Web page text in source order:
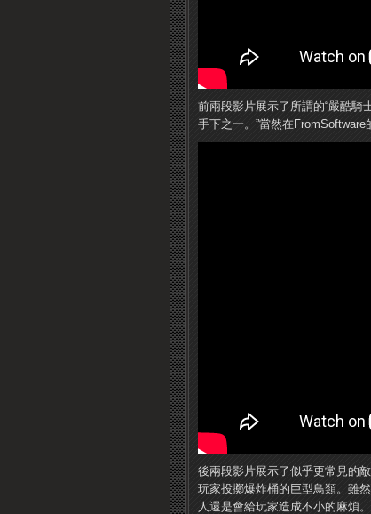
前兩段影片展示了所謂的“嚴酷騎
手下之一。”當然在FromSoftware
後兩段影片展示了似乎更常見的
玩家投擲爆炸桶的巨型鳥類。雖
人還是會給玩家造成不小的麻煩